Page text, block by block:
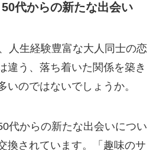
代からの新たな出会い
人生経験豊富な大人同士の恋
違う、落ち着いた関係を築き
いのではないでしょうか。
代からの新たな出会いについ
換されています。「趣味のサ